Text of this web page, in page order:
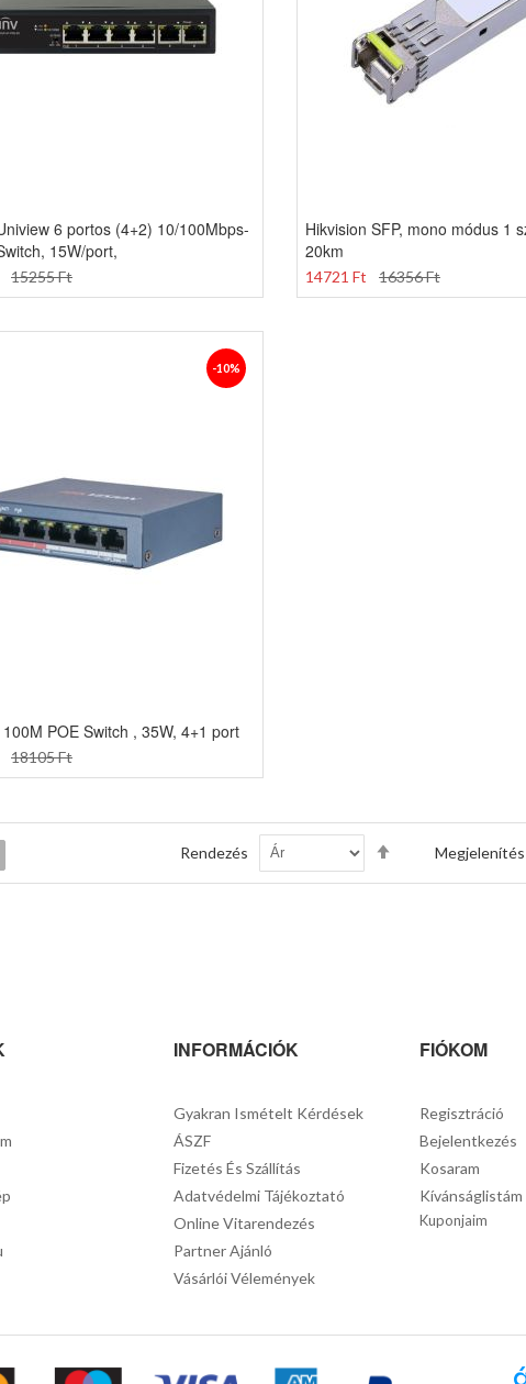
6 portos (4+2) 10/100Mbps-
15W/port,
15255 Ft
Hikvision SFP, mono módus 1
20km
14721 Ft 16356 Ft
-10%
POE Switch , 35W, 4+1 port
18105 Ft
Rendezés
Csökkenő
sorrendbe
Megjelenítés
INFORMÁCIÓK
Gyakran Ismételt Kérdések
ÁSZF
Fizetés És Szállítás
Adatvédelmi Tájékoztató
Online Vitarendezés
Partner Ajánló
Vásárlói Vélemények
FIÓKOM
Regisztráció
Bejelentkezés
Kosaram
Kívánságlistám
Kuponjaim